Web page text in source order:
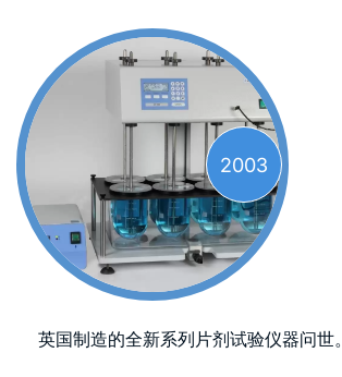
2003
英国制造的全新系列片剂试验仪器问世。